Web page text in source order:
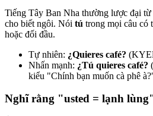
Tiếng Tây Ban Nha thường lược đại
cho biết ngôi. Nói tú trong mọi câu có
hoặc đối đầu.
Tự nhiên: ¿Quieres café?
Nhấn mạnh: ¿Tú quieres café?
kiểu "Chính bạn muốn cà phê
Nghĩ rằng "usted = lạnh